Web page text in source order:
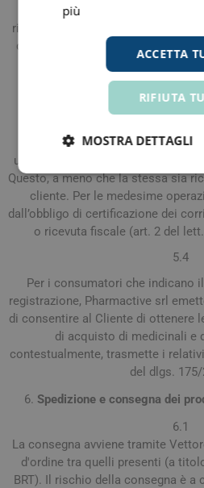
procedure relative al tuo
rimborsi in caso di eventuali
di esercizio del tuo diritto di
necessario prevenire o
commissione di frodi su
corrispondenza (nonché le
ultime) sono esonerate
Questo, a meno che la stessa sia
cliente. Per le medesime
dall’obbligo di certificazione dei
o ricevuta fiscale (art. 2 del
5.4
Per i consumatori che indicano
registrazione, Pharmactive srl
di consentire al Cliente di ottenere
di acquisto di medicinali e
contestualmente, trasmette i
del dlgs. 175/
Spedizione e consegna dei
6.1
La consegna avviene tramite
d'ordine tra quelli presenti (a
BRT). Il rischio della consegna è a
più
ACCETTA
RIFIUTA
MOSTRA DETTAGLI